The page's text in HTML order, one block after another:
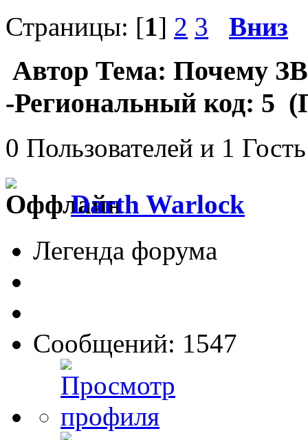
Страницы: [1] 2 3 Вниз
Автор Тема: Почему
-Региональный код: 5
0 Пользователей и 1
Darth Warlock
Легенда форума
Сообщений: 1547